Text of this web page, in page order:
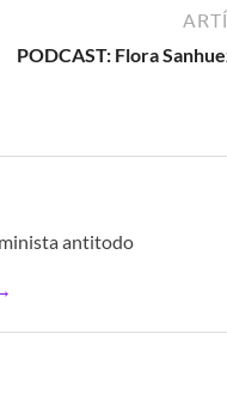
PODCAST: Flora
antitodo